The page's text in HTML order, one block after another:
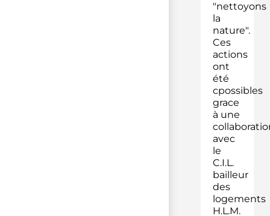
"nettoyons
la
nature".
Ces
actions
ont
été
cpossibles
grace
à une
avec
le
C.I.L.
bailleur
des
logements
H.L.M.